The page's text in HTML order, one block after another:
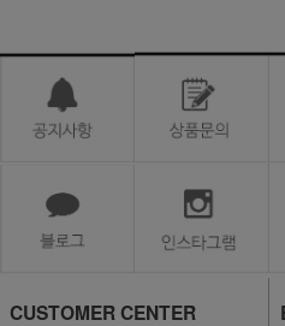
CUSTOMER CENTER